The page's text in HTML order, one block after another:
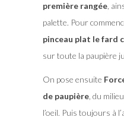
première rangée,
palette. Pour
pinceau plat le fard
sur toute la paupière
On pose ensuite
de paupière, du
l’oeil. Puis toujours à